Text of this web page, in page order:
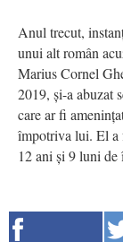
Anul trecut,
unui alt român
Marius Cornel
2019, și-a abuzat
care ar fi
împotriva lui. El a
12 ani și 9 luni